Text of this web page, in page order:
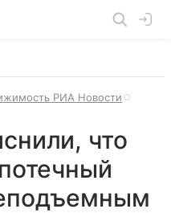
РИА Новости
что